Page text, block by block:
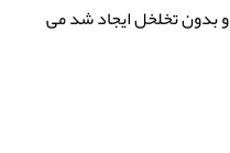
بدون تخلخل ایجاد شد می